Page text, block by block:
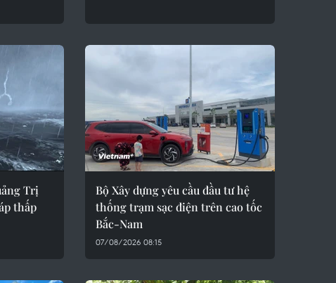
Trị
thấp
Bộ Xây dựng yêu cầu đầu tư hệ
thống trạm sạc điện trên cao tốc
Bắc-Nam
07/08/2026 08:15